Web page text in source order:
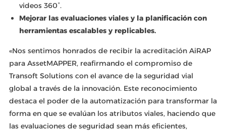
videos 360°.
Mejorar las evaluaciones viales y la planificación con
herramientas escalables y replicables.
«Nos sentimos honrados de recibir la acreditación AiRAP
para AssetMAPPER, reafirmando el compromiso de
Transoft Solutions con el avance de la seguridad vial
global a través de la innovación. Este reconocimiento
destaca el poder de la automatización para transformar la
forma en que se evalúan los atributos viales, haciendo que
las evaluaciones de seguridad sean más eficientes,